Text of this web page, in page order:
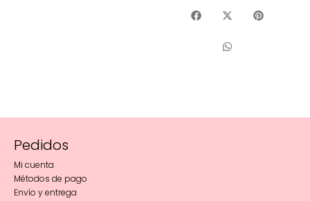
Pedidos
Mi cuenta
Métodos de pago
Envío y entrega